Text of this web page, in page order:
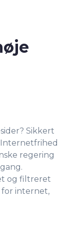
Sikkert
regering
og filtreret
internet,